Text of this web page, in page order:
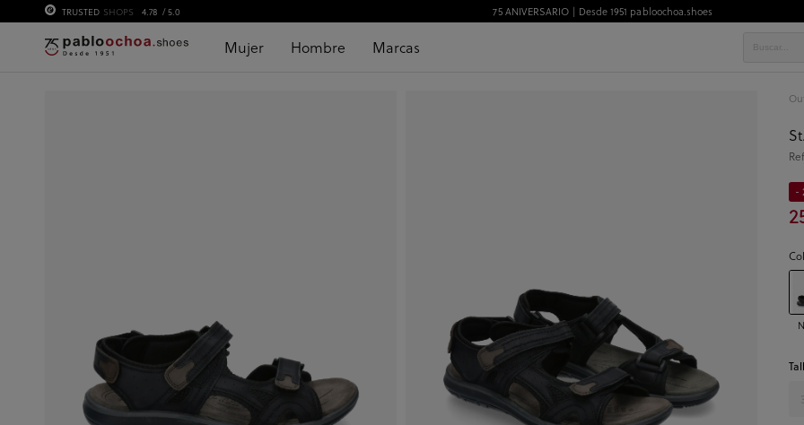
TRUSTED SHOPS 4.78 / 5.0 75 ANIVERSARIO | Desde 1951 pabloochoa.shoes
Mujer Hombre Marcas
-